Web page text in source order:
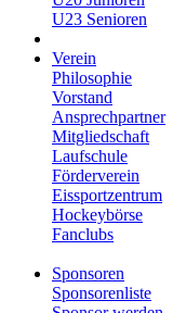
U23 Senioren
Verein
Philosophie
Vorstand
Ansprechpartner
Mitgliedschaft
Laufschule
Förderverein
Eissportzentrum
Hockeybörse
Fanclubs
Sponsoren
Sponsorenliste